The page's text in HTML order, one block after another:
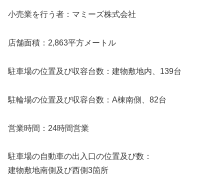
小売業を行う者：マミーズ株式会社
店舗面積：2,863平方メートル
駐車場の位置及び収容台数：建物敷地内、139台
駐輪場の位置及び収容台数：A棟南側、82台
営業時間：24時間営業
駐車場の自動車の出入口の位置及び数：
建物敷地南側及び西側3箇所